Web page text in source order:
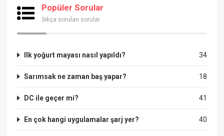
Popüler Sorular
Sıkça sorulan sorular
34
Ilk yoğurt mayası nasıl yapıldı?
18
Sarımsak ne zaman baş yapar?
41
DC ile geçer mi?
40
En çok hangi uygulamalar şarj yer?